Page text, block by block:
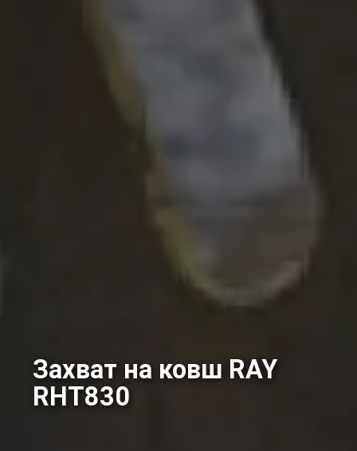
Захват на ковш RAY
RHT830